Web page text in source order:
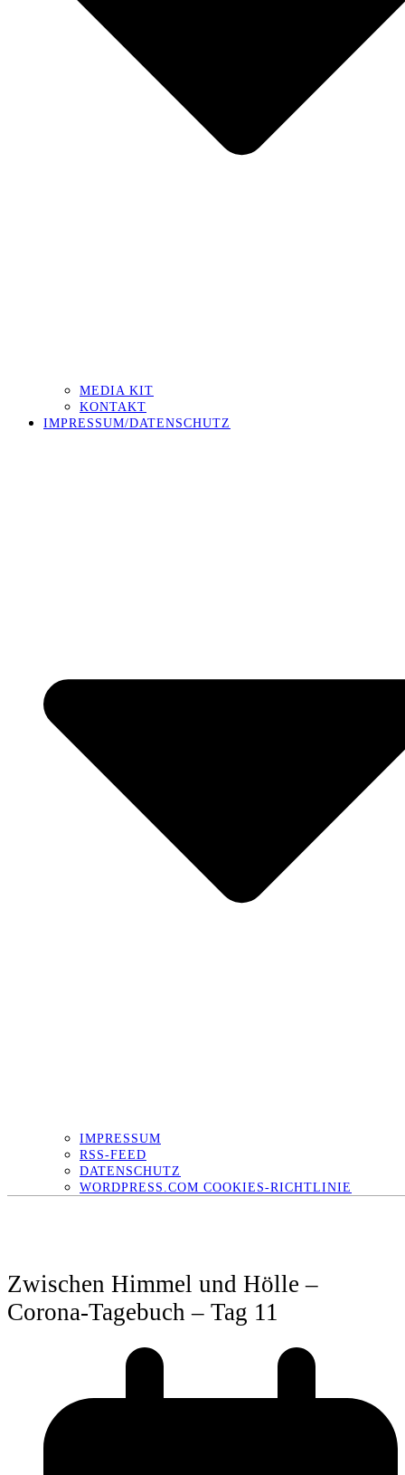
MEDIA KIT
KONTAKT
IMPRESSUM/DATENSCHUTZ
IMPRESSUM
RSS-FEED
DATENSCHUTZ
WORDPRESS.COM COOKIES-RICHTLINIE
Zwischen Himmel und Hölle –
Corona-Tagebuch – Tag 11